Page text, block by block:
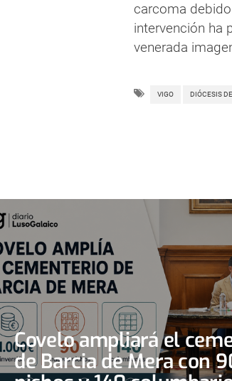
carcoma
intervención ha
venerada
VIGO DIÓCESIS
Covelo ampliará el
de Barcia de Mera con